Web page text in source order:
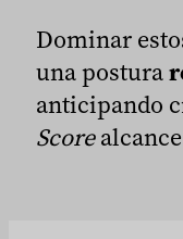
Dominar
una postura
anticipando
Score